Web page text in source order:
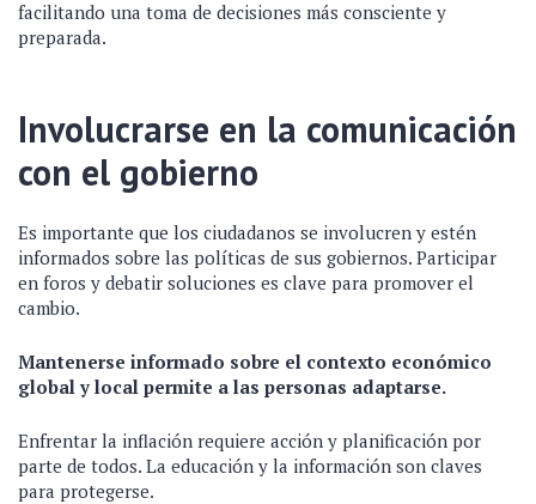
facilitando una toma de decisiones más consciente y
preparada.
Involucrarse en la comunicación
con el gobierno
Es importante que los ciudadanos se involucren y estén
informados sobre las políticas de sus gobiernos. Participar
en foros y debatir soluciones es clave para promover el
cambio.
Mantenerse informado sobre el contexto económico
global y local permite a las personas adaptarse.
Enfrentar la inflación requiere acción y planificación por
parte de todos. La educación y la información son claves
para protegerse.